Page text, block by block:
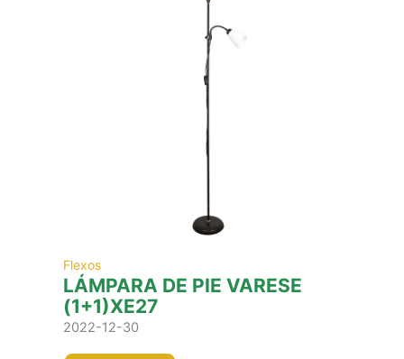
Flexos
LÁMPARA DE PIE VARESE
(1+1)XE27
2022-12-30